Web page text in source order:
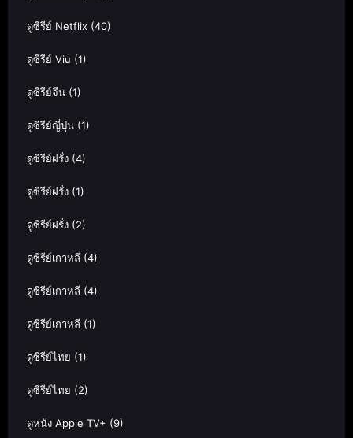
ดูซีรีย์ Netflix (40)
ดูซีรีย์ Viu (1)
ดูซีรีย์จีน (1)
ดูซีรีย์ญี่ปุ่น (1)
ดูซีรีย์ฝรั่ง (4)
ดูซีรีย์ฝรั่ง (1)
ดูซีรีย์ฝรั่ง (2)
ดูซีรีย์เกาหลี (4)
ดูซีรีย์เกาหลี (4)
ดูซีรีย์เกาหลี (1)
ดูซีรีย์ไทย (1)
ดูซีรีย์ไทย (2)
ดูหนัง Apple TV+ (9)